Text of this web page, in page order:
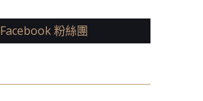
Facebook 粉絲團